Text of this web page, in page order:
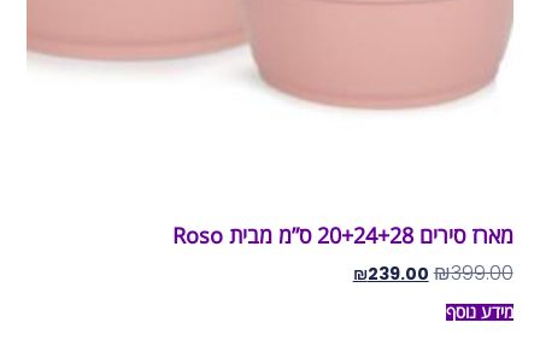
מארז סירים 20+24+28 ס”מ מבית Roso
₪399.00
₪239.00
מידע נוסף